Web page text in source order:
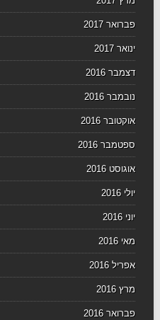
פברואר 2017
ינואר 2017
דצמבר 2016
נובמבר 2016
אוקטובר 2016
ספטמבר 2016
אוגוסט 2016
יולי 2016
יוני 2016
מאי 2016
אפריל 2016
מרץ 2016
פברואר 2016